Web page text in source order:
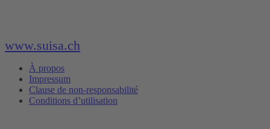
www.suisa.ch
À propos
Impressum
Clause de non-responsabilité
Conditions d’utilisation